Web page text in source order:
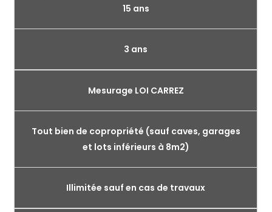
15 ans
3 ans
Mesurage LOI CARREZ
Tout bien de copropriété (sauf caves, garages
et lots inférieurs à 8m2)
Illimitée sauf en cas de travaux